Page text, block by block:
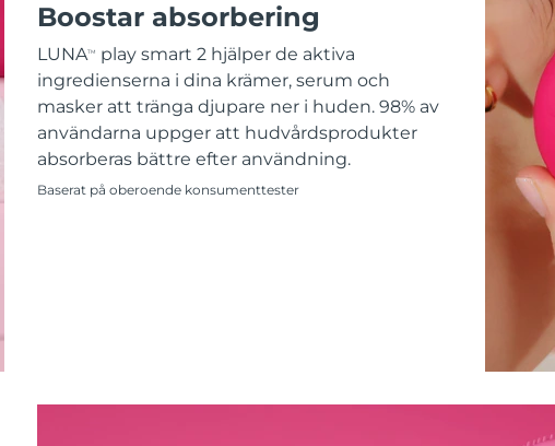
Boostar absorbering
LUNATM
play smart 2 hjälper de aktiva
ingredienserna i dina krämer, serum och
masker att tränga djupare ner i huden. 98% av
användarna uppger att hudvårdsprodukter
absorberas bättre efter användning.
Baserat på oberoende konsumenttester